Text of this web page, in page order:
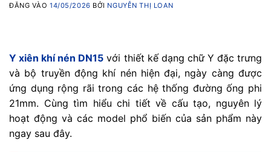
ĐĂNG VÀO14/05/2026 BỞI NGUYỄN THỊ LOAN
Y xiên khí nén DN15 với thiết kế dạng chữ Y đặc trưng
và bộ truyền động khí nén hiện đại, ngày càng được
ứng dụng rộng rãi trong các hệ thống đường ống phi
21mm. Cùng tìm hiểu chi tiết về cấu tạo, nguyên lý
hoạt động và các model phổ biến của sản phẩm này
ngay sau đây.